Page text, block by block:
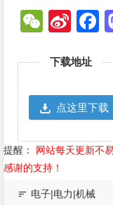
下载地址
点这里下载
提醒：
网站每天更新不
感谢的支持！
电子|电力|机械